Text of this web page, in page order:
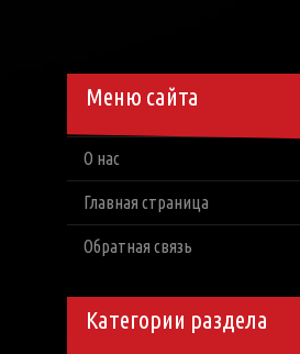
Меню сайта
О нас
Главная страница
Обратная связь
Категории раздела